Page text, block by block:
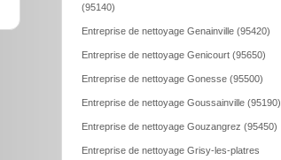
(95140)
Entreprise de nettoyage Genainville (95420)
Entreprise de nettoyage Genicourt (95650)
Entreprise de nettoyage Gonesse (95500)
Entreprise de nettoyage Goussainville (95190)
Entreprise de nettoyage Gouzangrez (95450)
Entreprise de nettoyage Grisy-les-platres